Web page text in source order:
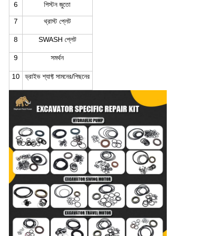
6 পিস্টন জুতো
7 থ্রাস্ট প্লেট
8 SWASH প্লেট
9 সমর্থন
10 ড্রাইভ শ্যাফ্ট সামনের/পিছনের